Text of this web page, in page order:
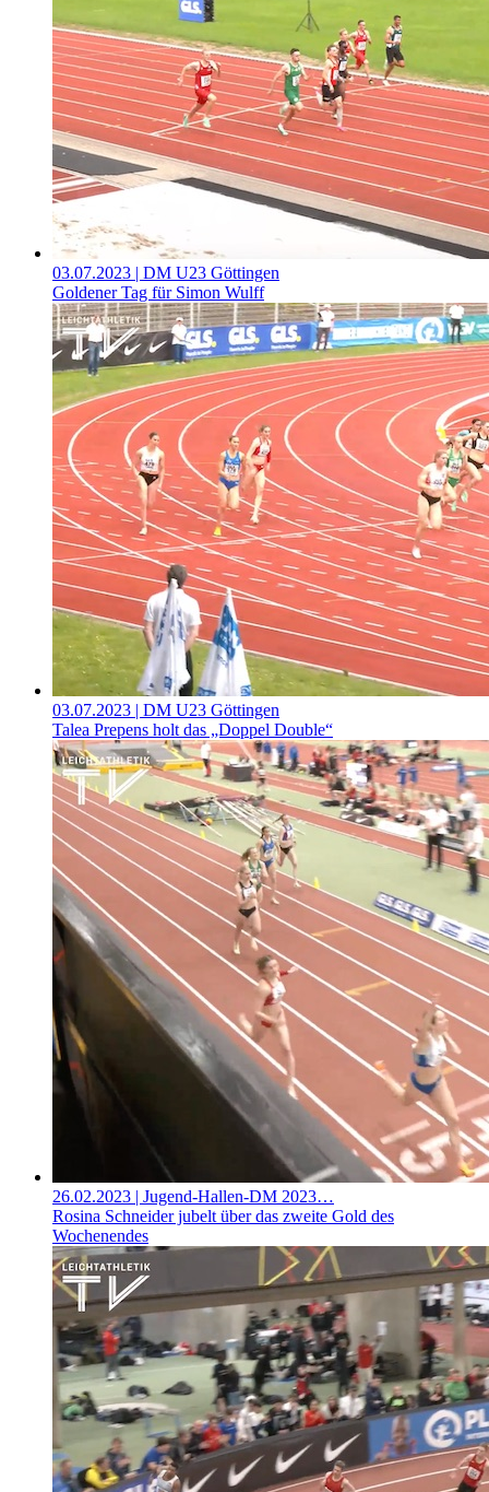
03.07.2023 | DM U23 Göttingen
Goldener Tag für Simon Wulff
03.07.2023 | DM U23 Göttingen
Talea Prepens holt das „Doppel Double“
26.02.2023 | Jugend-Hallen-DM 2023…
Rosina Schneider jubelt über das zweite Gold des
Wochenendes